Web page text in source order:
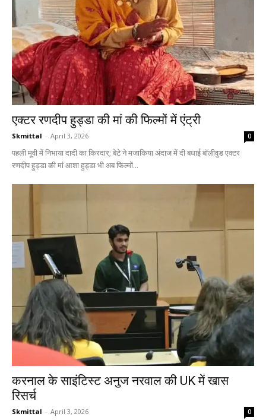
एक्टर रणदीप हुड्डा की मां की फिल्मों में एंट्री
Skmittal - April 3, 2026 0
पहली मूवी में निभाया दादी का किरदार; बेटे ने मजाकिया अंदाज में दी बधाई बॉलीवुड एक्टर
रणदीप हुड्डा की मां आशा हुड्डा भी अब फिल्मों...
करनाल के साइंटिस्ट अनुज नरवाल की UK में खास
रिसर्च
Skmittal - April 3, 2026 0